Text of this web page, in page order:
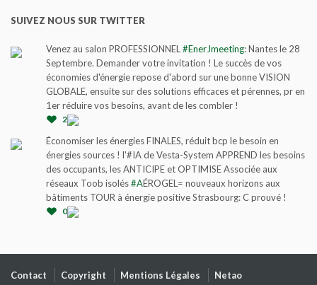
SUIVEZ NOUS SUR TWITTER
Venez au salon PROFESSIONNEL #EnerJmeeting: Nantes le 28
Septembre. Demander votre invitation ! Le succès de vos
économies d'énergie repose d'abord sur une bonne VISION
GLOBALE, ensuite sur des solutions efficaces et pérennes, pr en
1er réduire vos besoins, avant de les combler !
2
Économiser les énergies FINALES, réduit bcp le besoin en
énergies sources ! l'#IA de Vesta-System APPREND les besoins
des occupants, les ANTICIPE et OPTIMISE Associée aux
réseaux Toob isolés#AÉROGEL= nouveaux horizons aux
bâtiments TOUR à énergie positive Strasbourg: C prouvé !
0
Contact Copyright Mentions Légales Netao